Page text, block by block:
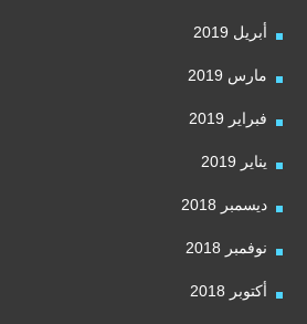
أبريل 2019
مارس 2019
فبراير 2019
يناير 2019
ديسمبر 2018
نوفمبر 2018
أكتوبر 2018